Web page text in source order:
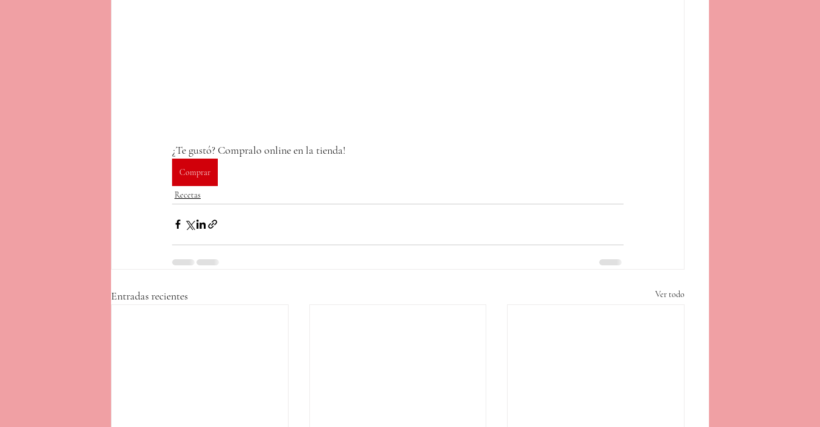
¿Te gustó? Compralo online en la tienda!
Comprar
Recetas
Entradas recientes Ver todo